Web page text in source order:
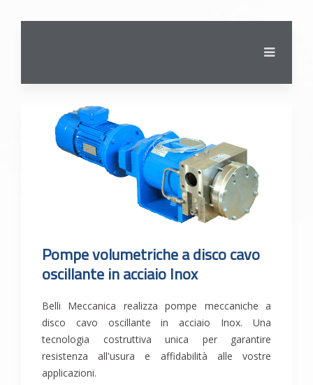
Pompe volumetriche a disco cavo
oscillante in acciaio Inox
Belli Meccanica realizza pompe meccaniche a
disco cavo oscillante in acciaio Inox. Una
tecnologia costruttiva unica per garantire
resistenza all'usura e affidabilità alle vostre
applicazioni.